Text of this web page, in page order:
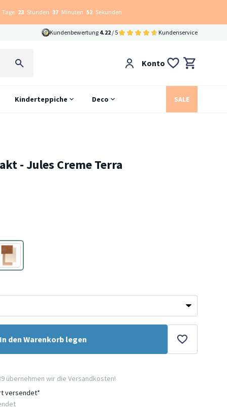
Tage 23 Stunden 37 Minuten 51 Sekunden
Kundenbewertung 4.22 / 5 Kundenservice
Konto
Kinderteppiche Deco SALE
- Jules Creme Terra
In den Warenkorb legen
übernehmen wir die Versandkosten!
versendet*